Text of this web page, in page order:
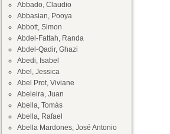
Abbado, Claudio
Abbasian, Pooya
Abbott, Simon
Abdel-Fattah, Randa
Abdel-Qadir, Ghazi
Abedi, Isabel
Abel, Jessica
Abel Prot, Viviane
Abeleira, Juan
Abella, Tomás
Abella, Rafael
Abella Mardones, José Antonio